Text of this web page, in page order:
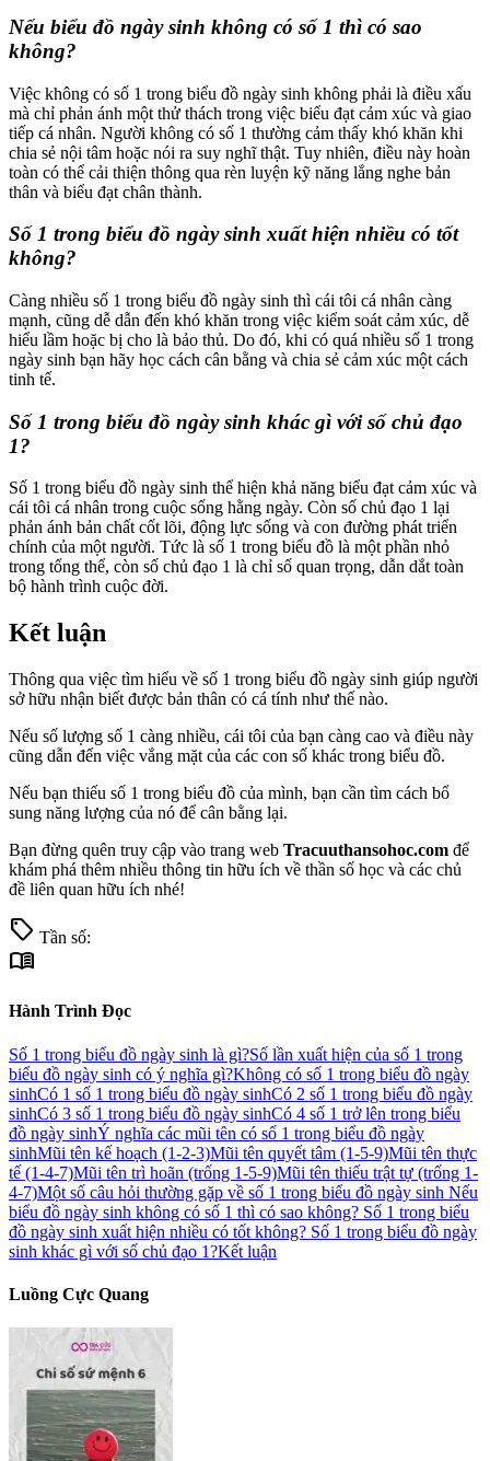
Nếu biểu đồ ngày sinh không có số 1 thì có sao
không?
Việc không có số 1 trong biểu đồ ngày sinh không phải là điều xấu
mà chỉ phản ánh một thử thách trong việc biểu đạt cảm xúc và giao
tiếp cá nhân. Người không có số 1 thường cảm thấy khó khăn khi
chia sẻ nội tâm hoặc nói ra suy nghĩ thật. Tuy nhiên, điều này hoàn
toàn có thể cải thiện thông qua rèn luyện kỹ năng lắng nghe bản
thân và biểu đạt chân thành.
Số 1 trong biểu đồ ngày sinh xuất hiện nhiều có tốt
không?
Càng nhiều số 1 trong biểu đồ ngày sinh thì cái tôi cá nhân càng
mạnh, cũng dễ dẫn đến khó khăn trong việc kiểm soát cảm xúc, dễ
hiểu lầm hoặc bị cho là bảo thủ. Do đó, khi có quá nhiều số 1 trong
ngày sinh bạn hãy học cách cân bằng và chia sẻ cảm xúc một cách
tinh tế.
Số 1 trong biểu đồ ngày sinh khác gì với số chủ đạo
1?
Số 1 trong biểu đồ ngày sinh thể hiện khả năng biểu đạt cảm xúc và
cái tôi cá nhân trong cuộc sống hằng ngày. Còn số chủ đạo 1 lại
phản ánh bản chất cốt lõi, động lực sống và con đường phát triển
chính của một người. Tức là số 1 trong biểu đồ là một phần nhỏ
trong tổng thể, còn số chủ đạo 1 là chỉ số quan trọng, dẫn dắt toàn
bộ hành trình cuộc đời.
Kết luận
Thông qua việc tìm hiểu về số 1 trong biểu đồ ngày sinh giúp người
sở hữu nhận biết được bản thân có cá tính như thế nào.
Nếu số lượng số 1 càng nhiều, cái tôi của bạn càng cao và điều này
cũng dẫn đến việc vắng mặt của các con số khác trong biểu đồ.
Nếu bạn thiếu số 1 trong biểu đồ của mình, bạn cần tìm cách bổ
sung năng lượng của nó để cân bằng lại.
Bạn đừng quên truy cập vào trang web Tracuuthansohoc.com để
khám phá thêm nhiều thông tin hữu ích về thần số học và các chủ
đề liên quan hữu ích nhé!
sell Tần số:
menu_book
Hành Trình Đọc
Số 1 trong biểu đồ ngày sinh là gì?Số lần xuất hiện của số 1 trong
biểu đồ ngày sinh có ý nghĩa gì?Không có số 1 trong biểu đồ ngày
sinhCó 1 số 1 trong biểu đồ ngày sinhCó 2 số 1 trong biểu đồ ngày
sinhCó 3 số 1 trong biểu đồ ngày sinhCó 4 số 1 trở lên trong biểu
đồ ngày sinhÝ nghĩa các mũi tên có số 1 trong biểu đồ ngày
sinhMũi tên kế hoạch (1-2-3)Mũi tên quyết tâm (1-5-9)Mũi tên thực
tế (1-4-7)Mũi tên trì hoãn (trống 1-5-9)Mũi tên thiếu trật tự (trống 1-
4-7)Một số câu hỏi thường gặp về số 1 trong biểu đồ ngày sinh Nếu
biểu đồ ngày sinh không có số 1 thì có sao không? Số 1 trong biểu
đồ ngày sinh xuất hiện nhiều có tốt không? Số 1 trong biểu đồ ngày
sinh khác gì với số chủ đạo 1?Kết luận
Luồng Cực Quang